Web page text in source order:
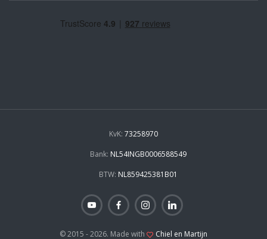
KvK: 73258970
Bank: NL54INGB0006588549
BTW: NL859425381B01
© 2015 - 2026. Made with
Chiel en Martijn